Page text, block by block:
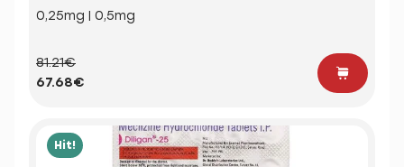
0,25mg | 0,5mg
81.21€
67.68€
Hit!